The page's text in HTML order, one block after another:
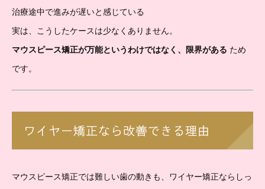
治療途中で進みが遅いと感じている
実は、こうしたケースは少なくありません。
マウスピース矯正が万能というわけではなく、限界がある ため
です。
ワイヤー矯正なら改善できる理由
マウスピース矯正では難しい歯の動きも、ワイヤー矯正ならしっ